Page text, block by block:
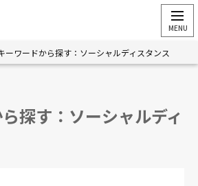
ーワードから探す：ソーシャルディスタンス
探す：ソーシャルディ